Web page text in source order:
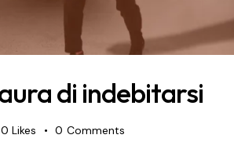
di indebitarsi
0 Likes 0 Comments